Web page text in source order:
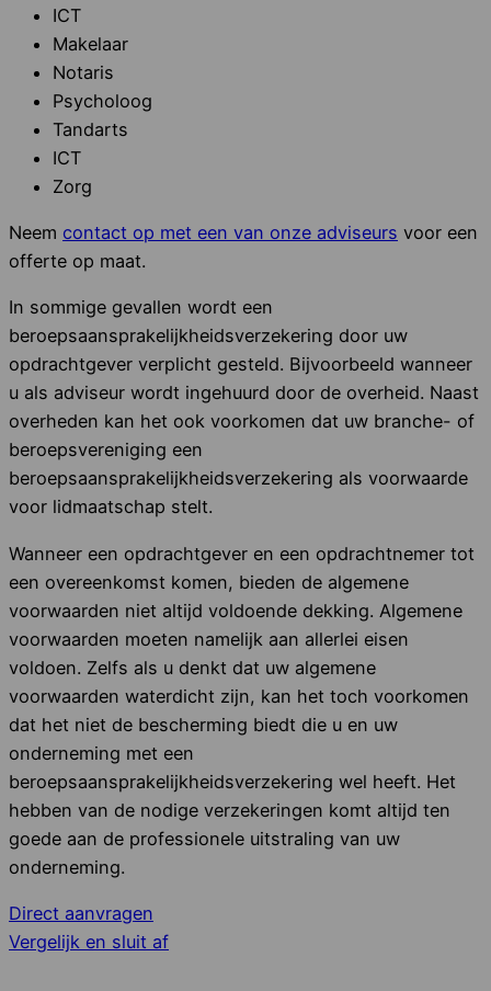
ICT
Makelaar
Notaris
Psycholoog
Tandarts
ICT
Zorg
Neem contact op met een van onze adviseurs voor een
offerte op maat.
In sommige gevallen wordt een
beroepsaansprakelijkheidsverzekering door uw
opdrachtgever verplicht gesteld. Bijvoorbeeld wanneer
u als adviseur wordt ingehuurd door de overheid. Naast
overheden kan het ook voorkomen dat uw branche- of
beroepsvereniging een
beroepsaansprakelijkheidsverzekering als voorwaarde
voor lidmaatschap stelt.
Wanneer een opdrachtgever en een opdrachtnemer tot
een overeenkomst komen, bieden de algemene
voorwaarden niet altijd voldoende dekking. Algemene
voorwaarden moeten namelijk aan allerlei eisen
voldoen. Zelfs als u denkt dat uw algemene
voorwaarden waterdicht zijn, kan het toch voorkomen
dat het niet de bescherming biedt die u en uw
onderneming met een
beroepsaansprakelijkheidsverzekering wel heeft. Het
hebben van de nodige verzekeringen komt altijd ten
goede aan de professionele uitstraling van uw
onderneming.
Direct aanvragen
Vergelijk en sluit af